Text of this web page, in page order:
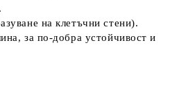
на клетъчни стени).
за по-добра устойчивост и